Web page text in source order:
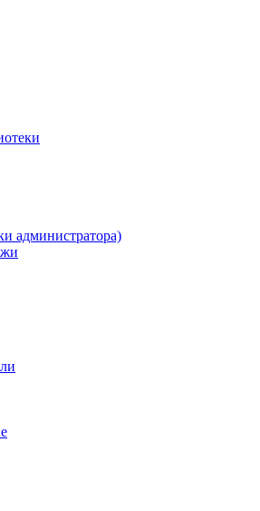
администратора)